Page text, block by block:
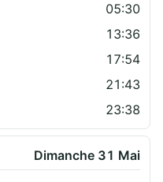
05:30
13:36
17:54
21:43
23:38
Dimanche 31 Mai